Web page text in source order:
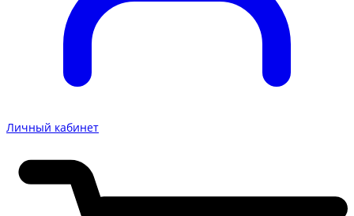
Личный кабинет